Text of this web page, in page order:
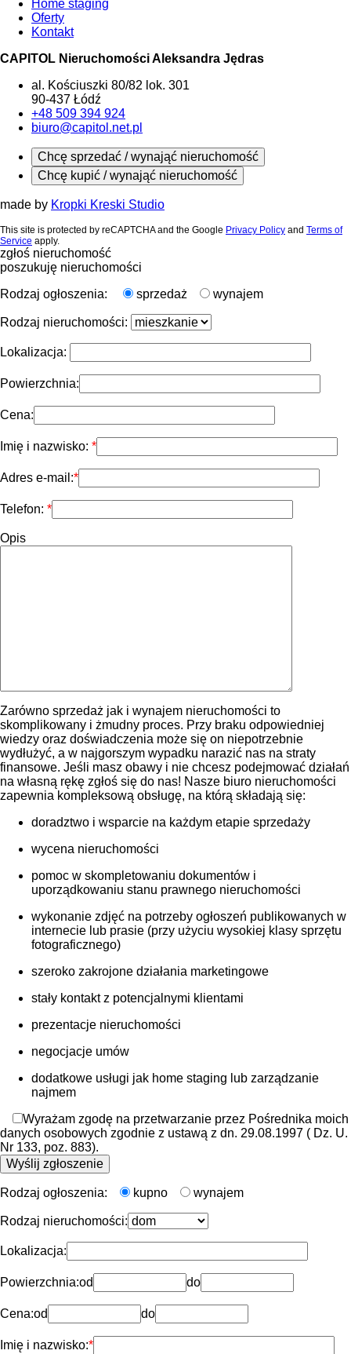
Home staging
Oferty
Kontakt
CAPITOL Nieruchomości Aleksandra Jędras
al. Kościuszki 80/82 lok. 301
90-437 Łódź
+48 509 394 924
biuro@capitol.net.pl
Chcę sprzedać / wynająć nieruchomość
Chcę kupić / wynająć nieruchomość
made by Kropki Kreski Studio
This site is protected by reCAPTCHA and the Google Privacy Policy and Terms of
Service apply.
zgłoś nieruchomość
poszukuję nieruchomości
Rodzaj ogłoszenia:
sprzedaż wynajem
Rodzaj nieruchomości:
Lokalizacja:
Powierzchnia:
Cena:
Imię i nazwisko:
Adres e-mail:
Telefon:
Opis
Zarówno sprzedaż jak i wynajem nieruchomości to
skomplikowany i żmudny proces. Przy braku odpowiedniej
wiedzy oraz doświadczenia może się on niepotrzebnie
wydłużyć, a w najgorszym wypadku narazić nas na straty
finansowe. Jeśli masz obawy i nie chcesz podejmować działań
na własną rękę zgłoś się do nas! Nasze biuro nieruchomości
zapewnia kompleksową obsługę, na którą składają się:
doradztwo i wsparcie na każdym etapie sprzedaży
wycena nieruchomości
pomoc w skompletowaniu dokumentów i
uporządkowaniu stanu prawnego nieruchomości
wykonanie zdjęć na potrzeby ogłoszeń publikowanych w
internecie lub prasie (przy użyciu wysokiej klasy sprzętu
fotograficznego)
szeroko zakrojone działania marketingowe
stały kontakt z potencjalnymi klientami
prezentacje nieruchomości
negocjacje umów
dodatkowe usługi jak home staging lub zarządzanie
najmem
Wyrażam zgodę na przetwarzanie przez Pośrednika moich
danych osobowych zgodnie z ustawą z dn. 29.08.1997 ( Dz. U.
Nr 133, poz. 883).
Rodzaj ogłoszenia: kupno wynajem
Rodzaj nieruchomości:
Lokalizacja:
Powierzchnia:od do
Cena:od do
Imię i nazwisko: